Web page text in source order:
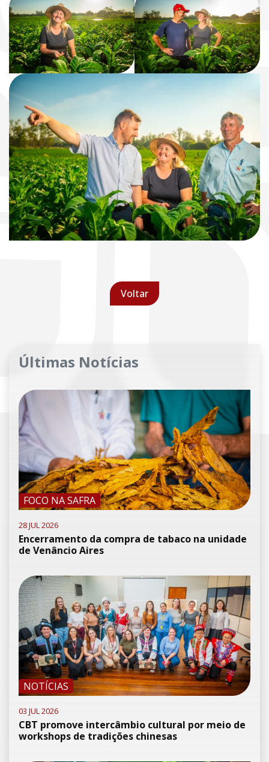
Voltar
Últimas Notícias
FOCO NA SAFRA
28 JUL 2026
Encerramento da compra de tabaco na unidade
de Venâncio Aires
NOTÍCIAS
03 JUL 2026
CBT promove intercâmbio cultural por meio de
workshops de tradições chinesas